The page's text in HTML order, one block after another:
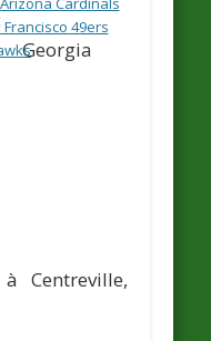
Centreville,